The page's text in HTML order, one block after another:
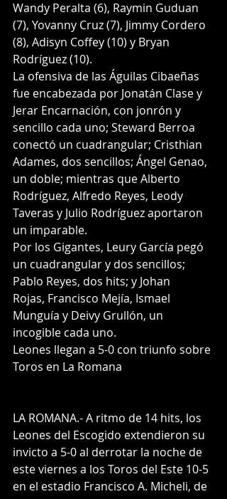
Wandy Peralta (6), Raymin Guduan
(7), Yovanny Cruz (7), Jimmy Cordero
(8), Adisyn Coffey (10) y Bryan
Rodríguez (10).
La ofensiva de las Águilas Cibaeñas
fue encabezada por Jonatán Clase y
Jerar Encarnación, con jonrón y
sencillo cada uno; Steward Berroa
conectó un cuadrangular; Cristhian
Adames, dos sencillos; Ángel Genao,
un doble; mientras que Alberto
Rodríguez, Alfredo Reyes, Leody
Taveras y Julio Rodríguez aportaron
un imparable.
Por los Gigantes, Leury García pegó
un cuadrangular y dos sencillos;
Pablo Reyes, dos hits; y Johan
Rojas, Francisco Mejía, Ismael
Munguía y Deivy Grullón, un
incogible cada uno.
Leones llegan a 5-0 con triunfo sobre
Toros en La Romana
LA ROMANA.- A ritmo de 14 hits, los
Leones del Escogido extendieron su
invicto a 5-0 al derrotar la noche de
este viernes a los Toros del Este 10-5
en el estadio Francisco A. Micheli, de